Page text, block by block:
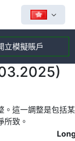
立模擬賬戶
。這一調整是包括某
所致。